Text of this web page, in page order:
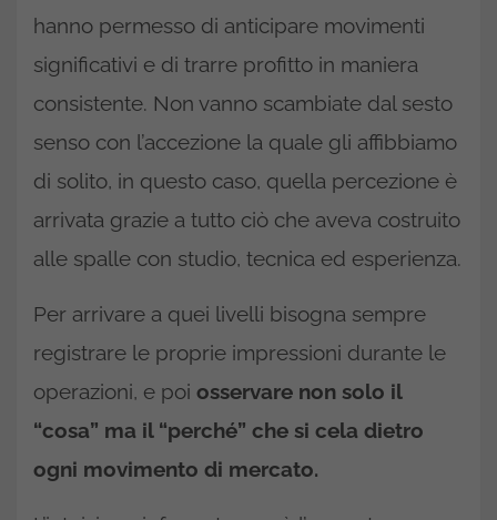
hanno permesso di anticipare movimenti
significativi e di trarre profitto in maniera
consistente. Non vanno scambiate dal sesto
senso con l’accezione la quale gli affibbiamo
di solito, in questo caso, quella percezione è
arrivata grazie a tutto ciò che aveva costruito
alle spalle con studio, tecnica ed esperienza.
Per arrivare a quei livelli bisogna sempre
registrare le proprie impressioni durante le
operazioni, e poi osservare non solo il
“cosa” ma il “perché” che si cela dietro
ogni movimento di mercato.